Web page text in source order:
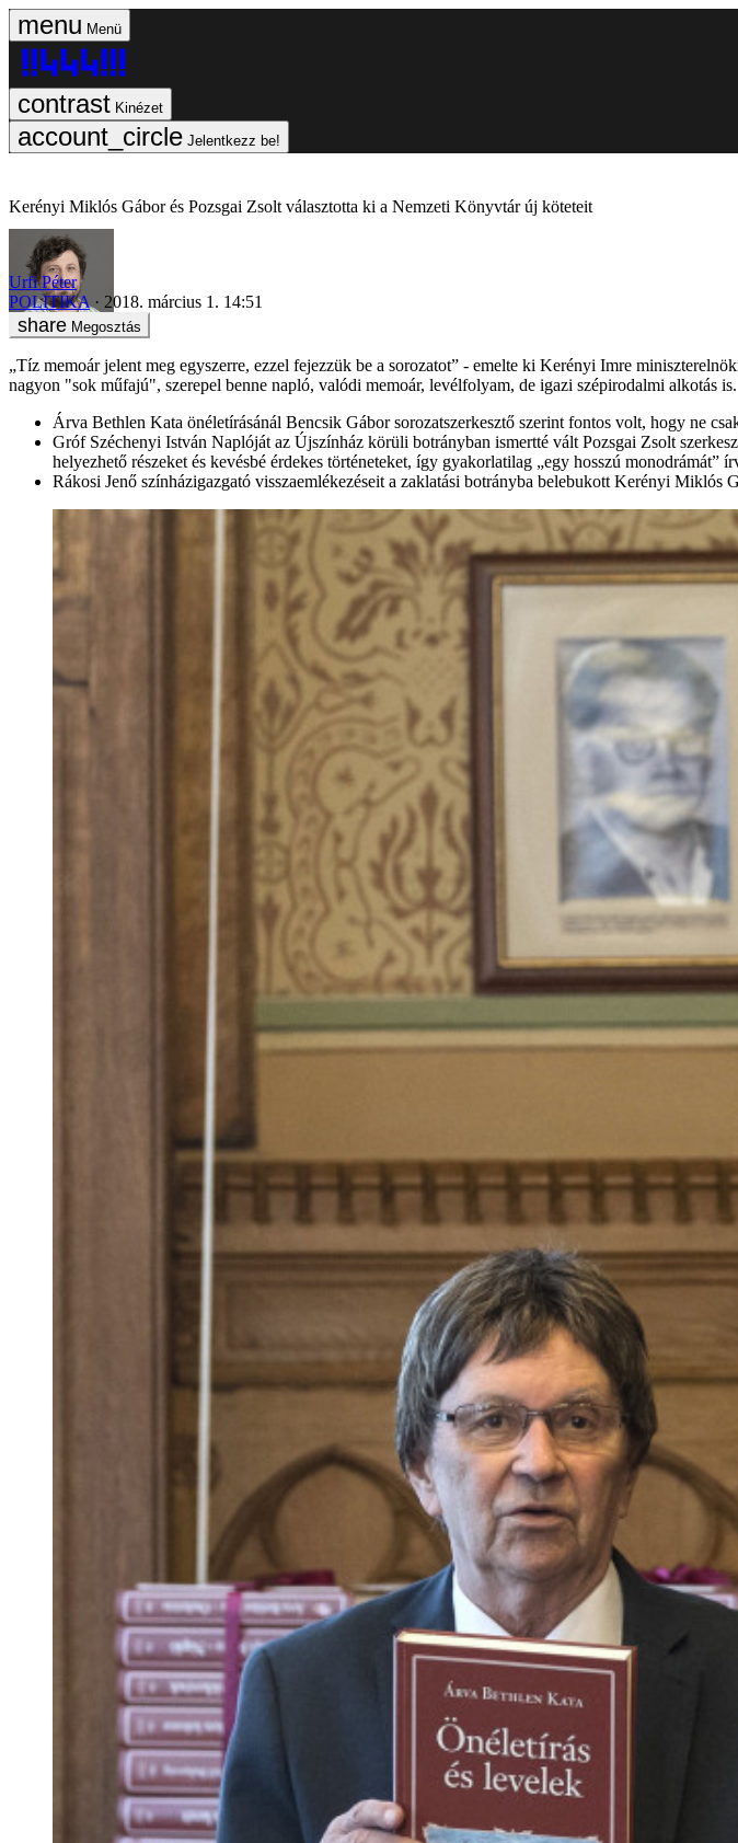
Menü
Kinézet
Jelentkezz be!
Kerényi Miklós Gábor és Pozsgai Zsolt választotta ki a Nemzeti Könyvtár új köteteit
Urfi Péter
POLITIKA
2018. március 1. 14:51
Megosztás
„Tíz memoár jelent meg egyszerre, ezzel fejezzük be a sorozatot” - emelte ki Kerényi Imre
nagyon "sok műfajú", szerepel benne napló, valódi memoár, levélfolyam, de igazi szépirodalmi alkotás is.
Árva Bethlen Kata önéletírásánál Bencsik Gábor sorozatszerkesztő szerint fontos volt, hogy ne
Gróf Széchenyi István Naplóját az Újszínház körüli botrányban ismertté vált Pozsgai Zsolt
helyezhető részeket és kevésbé érdekes történeteket, így gyakorlatilag „egy hosszú monodrámát”
Rákosi Jenő színházigazgató visszaemlékezéseit a zaklatási botrányba belebukott Kerényi Miklós